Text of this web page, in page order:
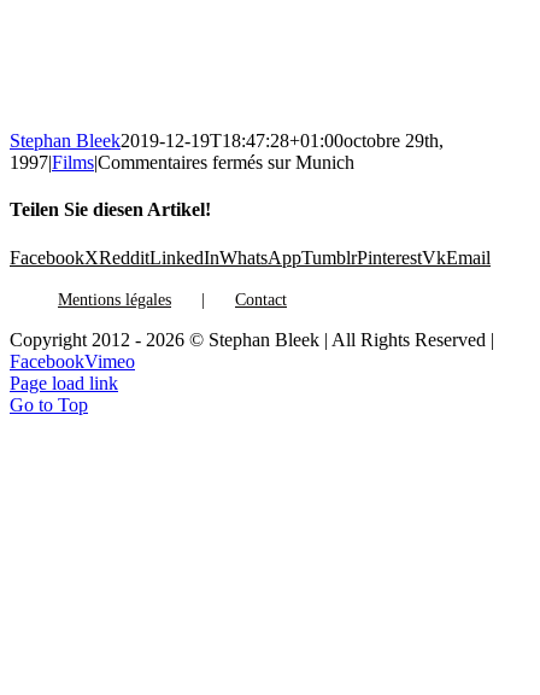
Stephan Bleek2019-12-19T18:47:28+01:00octobre 29th,
1997|Films|Commentaires fermés sur Munich
Teilen Sie diesen Artikel!
FacebookXRedditLinkedInWhatsAppTumblrPinterestVkEmail
Mentions légales Contact
Copyright 2012 - 2026 © Stephan Bleek | All Rights Reserved |
FacebookVimeo
Page load link
Go to Top